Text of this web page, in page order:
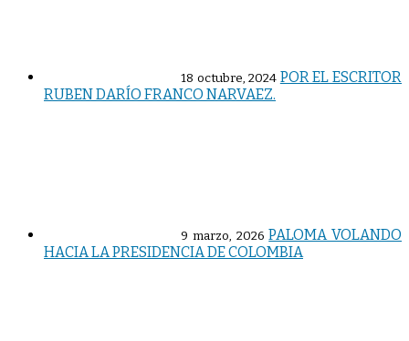
18 octubre, 2024 POR EL ESCRITOR
RUBEN DARÍO FRANCO NARVAEZ.
9 marzo, 2026 PALOMA VOLANDO
HACIA LA PRESIDENCIA DE COLOMBIA